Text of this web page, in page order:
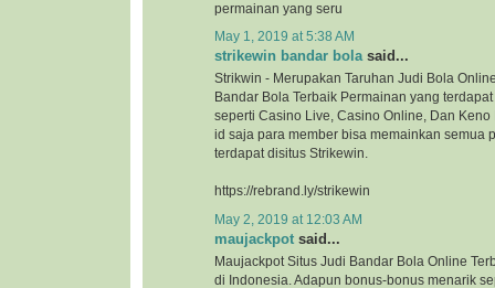
permainan yang seru
May 1, 2019 at 5:38 AM
strikewin bandar bolasaid...
Strikwin - Merupakan Taruhan Judi Bola
Bandar Bola Terbaik Permainan yang
seperti Casino Live, Casino Online, Dan
id saja para member bisa memainkan semua
terdapat disitus Strikewin.
https://rebrand.ly/strikewin
May 2, 2019 at 12:03 AM
maujackpot said...
Maujackpot Situs Judi Bandar Bola Online
di Indonesia. Adapun bonus-bonus menarik